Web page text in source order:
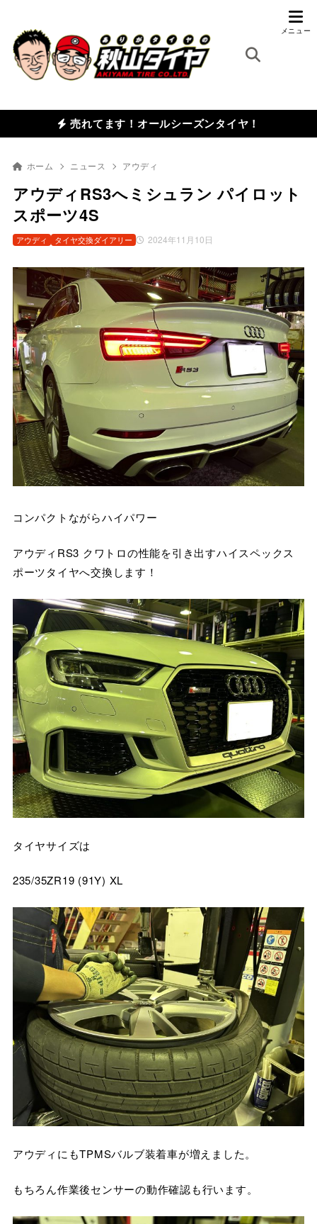
売れてます！オールシーズンタイヤ！
ホーム ニュース アウディ
アウディRS3へミシュラン パイロット
スポーツ4S
2024年11月10日
アウディ タイヤ交換ダイアリー
コンパクトながらハイパワー
アウディRS3 クワトロの性能を引き出すハイスペックス
ポーツタイヤへ交換します！
タイヤサイズは
235/35ZR19 (91Y) XL
アウディにもTPMSバルブ装着車が増えました。
もちろん作業後センサーの動作確認も行います。